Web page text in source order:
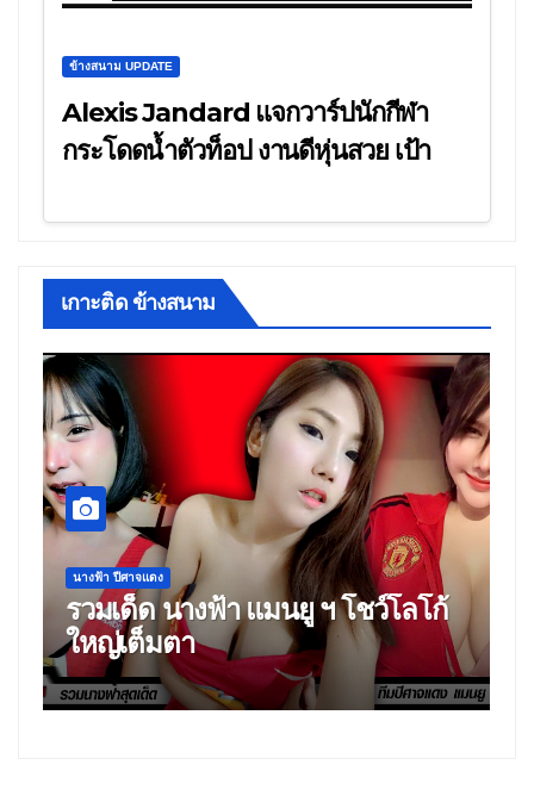
ข้างสนาม UPDATE
Alexis Jandard แจกวาร์ปนักกีฬา
กระโดดน้ำตัวท็อป งานดีหุ่นสวย เป้า
เกาะติด ข้างสนาม
บสาว สุดแซ่บ
แฟนพันธุ์แท้
นางฟ้า ปีศาจแดง
รวมวีดีโอ และ ภาพ งานถ่
แซ่บของ น้อง โยชิ นิชาดา
สาวกแมนยูหุ่นเด็ด